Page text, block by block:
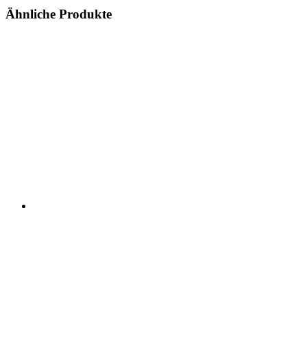
Ähnliche Produkte